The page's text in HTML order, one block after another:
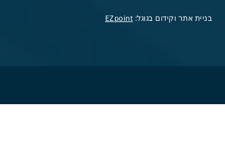
בניית אתר וקידום בגוגל: EZpoint